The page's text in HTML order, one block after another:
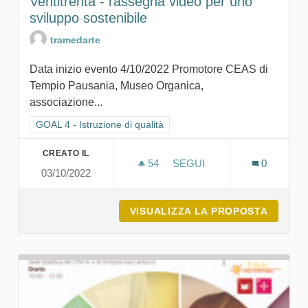
sviluppo sostenibile
tramedarte
Data inizio evento 4/10/2022 Promotore CEAS di
Tempio Pausania, Museo Organica,
associazione...
Filtra i risultati per categoria: GOAL 4 - Istruzione di qualità
GOAL 4 - Istruzione di qualità
CREATO IL
03/10/2022
54 54 SOSTENITORI
SEGUI
0
VISUALIZZA LA PROPOSTA